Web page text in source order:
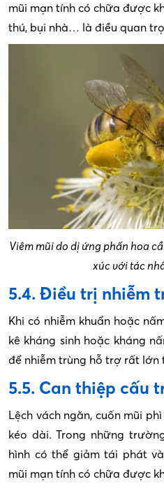
mũi mạn tính có chữa được
thú, bụi nhà… là điều quan
Viêm mũi do dị ứng phấn hoa
xúc với tác
5.4. Điều trị nhiễm
Khi có nhiễm khuẩn hoặc
kê kháng sinh hoặc kháng
để nhiễm trùng hỗ trợ rất lớn
5.5. Can thiệp cấu
Lệch vách ngăn, cuốn mũi
kéo dài. Trong những
hình có thể giảm tái phát
mũi mạn tính có chữa được